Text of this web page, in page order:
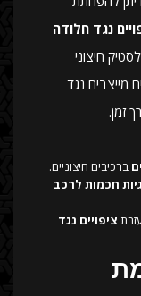
נגד חלודה
חיצוני
מייצבים נגד
ברכיבים חיצוניים.
חכמות לרכב
ציפויים נגד